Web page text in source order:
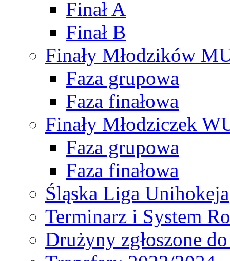
Finał A
Finał B
Finały Młodzików
Faza grupowa
Faza finałowa
Finały Młodziczek
Faza grupowa
Faza finałowa
Śląska Liga Unihokeja
Terminarz i System
Drużyny zgłoszone